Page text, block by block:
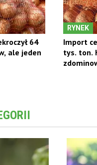
64
ale jeden
RYNEK
Import
tys. ton.